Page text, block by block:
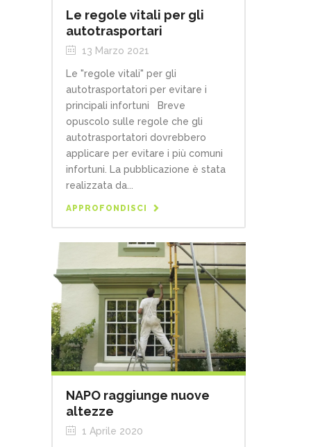
Le regole vitali per gli
autotrasportari
13 Marzo 2021
Le "regole vitali" per gli
autotrasportatori per evitare i
principali infortuni Breve
opuscolo sulle regole che gli
autotrasportatori dovrebbero
applicare per evitare i più comuni
infortuni. La pubblicazione è stata
realizzata da...
APPROFONDISCI
NAPO raggiunge nuove
altezze
1 Aprile 2020